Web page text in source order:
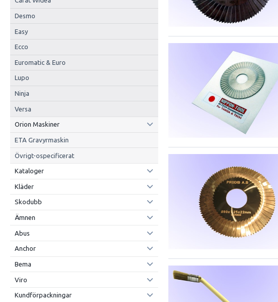
Desmo
Easy
Ecco
Euromatic & Euro
Lupo
Ninja
Versa
Orion Maskiner
ETA Gravyrmaskin
Övrigt-ospecificerat
Kataloger
Kläder
Skodubb
Ämnen
Abus
Anchor
Bema
Viro
Kundförpackningar